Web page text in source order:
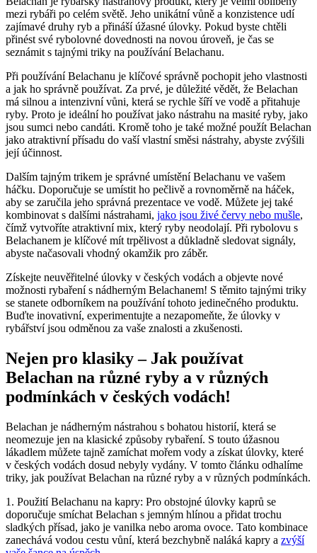
mezi rybáři po celém světě. Jeho‌ unikátní⁤ vůně a konzistence udí
zajímavé druhy ‍ryb a přináší úžasné ‌úlovky. Pokud byste chtěli
⁤přinést své rybolovné ⁤dovednosti na novou úroveň, je čas se
seznámit s ‌tajnými triky na používání⁤ Belachanu.
Při používání Belachanu je klíčové správně pochopit jeho vlastnosti
a ‍jak ho správně používat. Za prvé, je důležité‌ vědět, že Belachan
má silnou ‍a intenzivní vůni, která se rychle šíří ve​ vodě a přitahuje
ryby. Proto je ideální ho používat jako‍ nástrahu ​na masité ryby, jako
jsou ⁣sumci nebo candáti. Kromě toho je⁢ také možné použít Belachan
‌jako atraktivní přísadu do vaší vlastní směsi nástrahy, abyste‍ zvýšili
její účinnost.
Dalším tajným trikem je správné‌ umístění Belachanu ⁣ve vašem
háčku. ⁣Doporučuje se umístit ho pečlivě a rovnoměrně na háček,
aby se zaručila jeho správná prezentace ve vodě. Můžete jej také
‍kombinovat s dalšími nástrahami, jako jsou živé červy nebo mušle,
čímž vytvoříte atraktivní‌ mix, ‌který ​ryby neodolají. Při rybolovu s
Belachanem‌ je klíčové mít trpělivost ​a důkladně sledovat signály,
abyste načasovali vhodný okamžik pro záběr.
Získejte neuvěřitelné úlovky v českých vodách ‌a objevte nové
možnosti rybaření s nádherným Belachanem! S těmito​ tajnými triky
se stanete‍ odborníkem na používání tohoto‌ jedinečného produktu.
Buďte inovativní, experimentujte‌ a nezapomeňte, že úlovky v
⁣rybářství jsou odměnou za vaše ⁢znalosti ‍a zkušenosti.
Nejen pro klasiky‌ – ⁢Jak používat
‍Belachan na různé ryby a ​v různých
podmínkách v českých vodách!
Belachan je nádherným nástrahou s bohatou historií, která se
⁢neomezuje ⁣jen na klasické způsoby ​rybaření. S​ touto úžasnou
lákadlem můžete tajně zamíchat mořem vody ⁣a získat úlovky, které
v českých vodách​ dosud nebyly vydány. V tomto ⁣článku odhalíme
triky, jak používat Belachan na ​různé ryby a v různých podmínkách.
1. ⁤Použití​ Belachanu na kapry: Pro ⁣obstojné úlovky kaprů se
doporučuje smíchat ​Belachan s jemným hlínou a ‍přidat trochu
sladkých ⁣přísad, jako je vanilka nebo⁣ aroma ovoce. Tato kombinace⁢
zanechává⁤ vodou cestu vůní, která bezchybně naláká kapry a zvýší‌